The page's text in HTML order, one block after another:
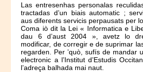
Las entresenhas personalas
tractadas d’un biais automatic ;
aus diferents servicis perpausats per
Coma iò dit la Lei « Informatica e
dau 6 d’aust 2004 », avetz lo
modificar, de corregir e de suprimar
regarden. Per ’quò, sufís de mandar
electronic a l’Institut d’Estudis
l’adreça balhada mai naut.